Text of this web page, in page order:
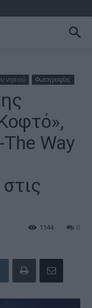
νησιού Φωτογραφίες
The Way
0
1144